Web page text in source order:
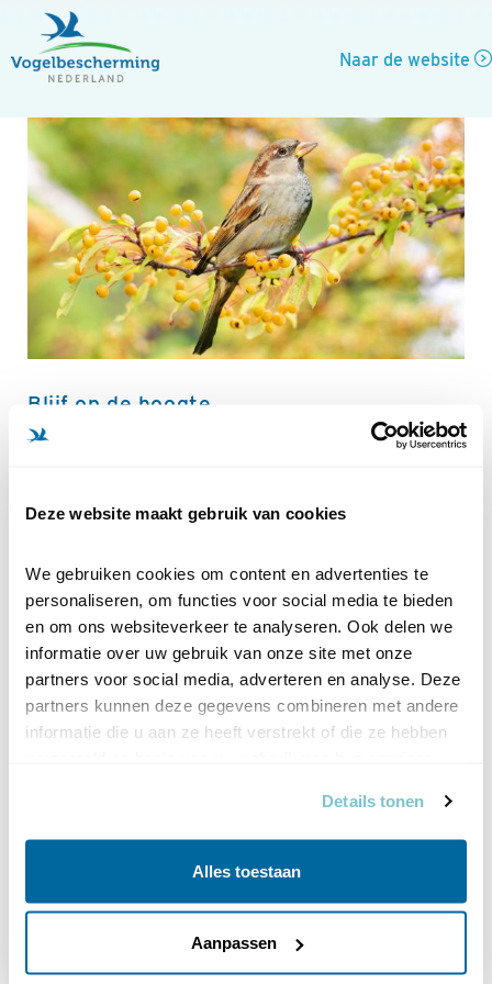
Deze website maakt gebruik van cookies
We gebruiken cookies om content en advertenties te
personaliseren, om functies voor social media te bieden
en om ons websiteverkeer te analyseren. Ook delen we
informatie over uw gebruik van onze site met onze
partners voor social media, adverteren en analyse. Deze
partners kunnen deze gegevens combineren met andere
informatie die u aan ze heeft verstrekt of die ze hebben
Details tonen
Alles toestaan
Aanpassen
Naar de website
Blijf op de hoogte
Meld je aan voor Vogelnieuws, de gratis nieuwsbrief
activiteiten en acties van Vogelbescherming. Je wordt
beschermingsactiviteiten en evenementen, zoals
Beleef de Lente, de Vogelweek en de Nationale
Tuinvogeltelling.
Na aanmelding kun je zelf aangeven over welke
onderwerpen je geïnformeerd wilt worden, en hoe
vaak je e-mails wilt ontvangen. Dit bepaal je dus
Vul hier je e-mailadres in
(Je ontvangt de eerste editie van Vogelnieuws in de
eerste week van de komende maand).